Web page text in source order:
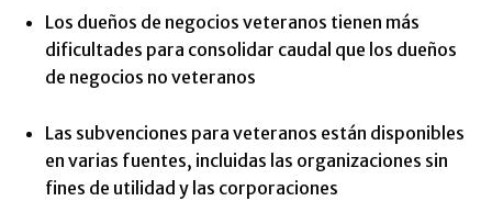
Los dueños de negocios veteranos tienen más
dificultades para consolidar caudal que los dueños
de negocios no veteranos
Las subvenciones para veteranos están disponibles
en varias fuentes, incluidas las organizaciones sin
fines de utilidad y las corporaciones